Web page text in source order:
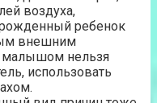
воздуха,
ребенок
внешним
малышом нельзя
использовать